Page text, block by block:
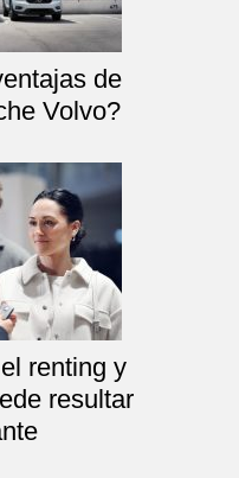
de
Volvo?
renting y
resultar